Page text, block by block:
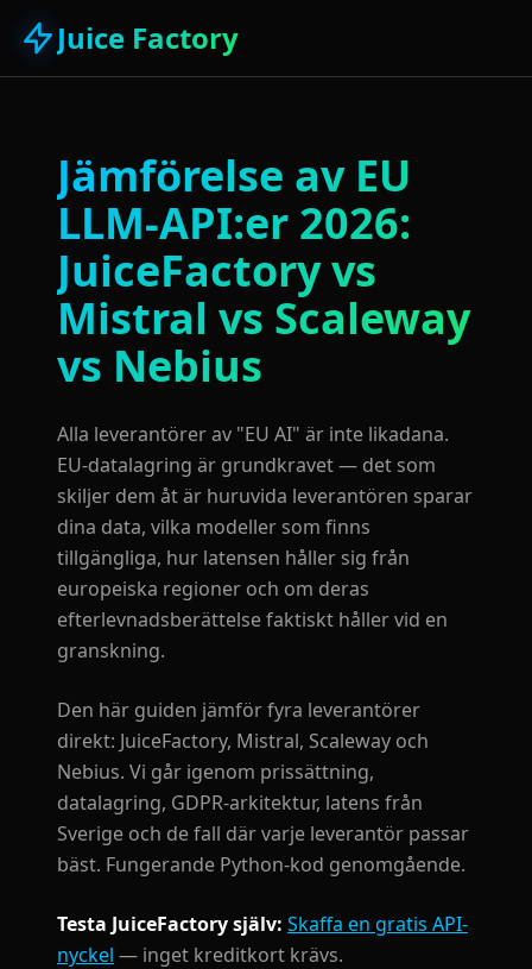
Juice Factory
Jämförelse av EU
LLM-API:er 2026:
JuiceFactory vs
Mistral vs Scaleway
vs Nebius
Alla leverantörer av "EU AI" är inte likadana.
EU-datalagring är grundkravet — det som
skiljer dem åt är huruvida leverantören sparar
dina data, vilka modeller som finns
tillgängliga, hur latensen håller sig från
europeiska regioner och om deras
efterlevnadsberättelse faktiskt håller vid en
granskning.
Den här guiden jämför fyra leverantörer
direkt: JuiceFactory, Mistral, Scaleway och
Nebius. Vi går igenom prissättning,
datalagring, GDPR-arkitektur, latens från
Sverige och de fall där varje leverantör passar
bäst. Fungerande Python-kod genomgående.
Testa JuiceFactory själv: Skaffa en gratis API-
nyckel — inget kreditkort krävs.